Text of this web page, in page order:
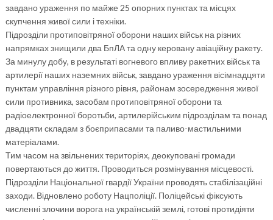
завдано ураження по майже 25 опорних пунктах та місцях
скупчення живої сили і техніки.
Підрозділи протиповітряної оборони наших військ на різних
напрямках знищили два БпЛА та одну керовану авіаційну ракету.
За минулу добу, в результаті вогневого впливу ракетних військ та
артилерії наших наземних військ, завдано ураження вісімнадцяти
пунктам управління різного рівня, районам зосередження живої
сили противника, засобам протиповітряної оборони та
радіоелектронної боротьби, артилерійським підрозділам та понад
двадцяти складам з боєприпасами та паливо-мастильними
матеріалами.
Тим часом на звільнених територіях, деокуповані громади
повертаються до життя. Проводиться розмінування місцевості.
Підрозділи Національної гвардії України проводять стабілізаційні
заходи. Відновлено роботу Нацполіції. Поліцейські фіксують
численні злочини ворога на українській землі, готові протидіяти